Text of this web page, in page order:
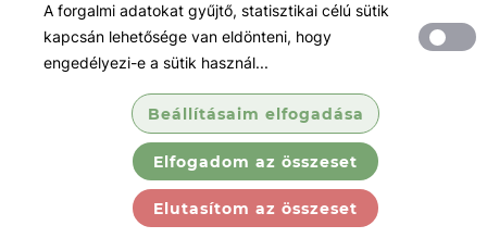
A forgalmi adatokat gyűjtő, statisztikai célú sütik
kapcsán lehetősége van eldönteni, hogy
engedélyezi-e a sütik használ...
Beállításaim elfogadása
Elfogadom az összeset
Elutasítom az összeset
Fedezd fel a FinTech, kripto és e-pénz világát
egy intenzív, egynapos képzés keretében! A
megismerkedhetsz a legújabb trendekkel és
technológ...
KURZUS IDŐPONTJA
2026. 09. 30.
241 300 Ft